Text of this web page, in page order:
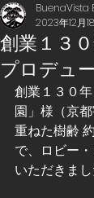
創業１３
プロデュ
BuenaVista
2023年12月
創業１３０
園」様（京
重ねた樹齢
で、ロビー
いただきまし